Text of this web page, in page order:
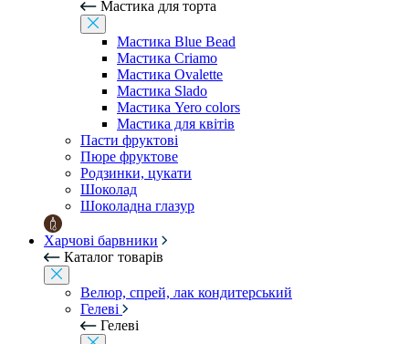
Мастика для торта
Мастика Blue Bead
Мастика Criamo
Мастика Ovalette
Мастика Slado
Мастика Yero colors
Мастика для квітів
Пасти фруктові
Пюре фруктове
Родзинки, цукати
Шоколад
Шоколадна глазур
Харчові барвники
Каталог товарів
Велюр, спрей, лак кондитерський
Гелеві
Гелеві